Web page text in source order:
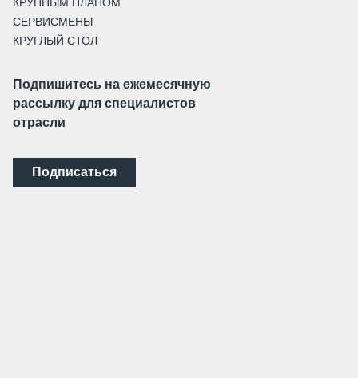
СЕРВИСМЕНЫ
КРУГЛЫЙ СТОЛ
Подпишитесь на ежемесячную
рассылку для специалистов
отрасли
Подписаться